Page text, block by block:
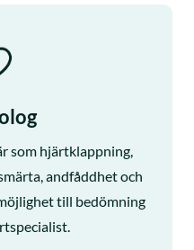
som hjärtklappning,
andfåddhet och
till bedömning